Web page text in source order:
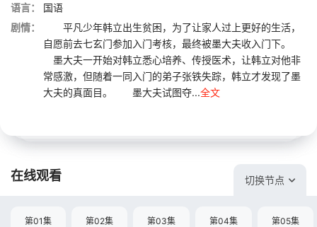
语言：
国语
剧情：
平凡少年韩立出生贫困，为了让家人过上更好的生活，
自愿前去七玄门参加入门考核，最终被墨大夫收入门下。
墨大夫一开始对韩立悉心培养、传授医术，让韩立对他非
常感激，但随着一同入门的弟子张铁失踪，韩立才发现了墨
大夫的真面目。 墨大夫试图夺...全文
在线观看 切换节点
第01集 第02集 第03集 第04集 第05集